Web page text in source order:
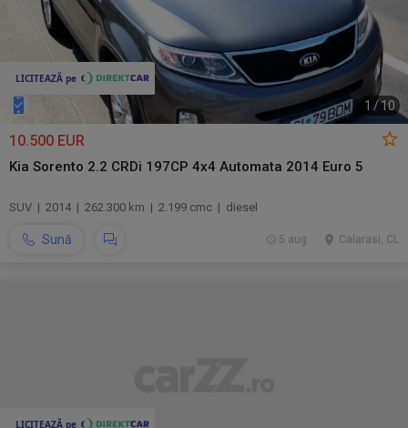
1 /10
10.500 EUR
Kia Sorento 2.2 CRDi 197CP 4x4 Automata 2014 Euro 5
SUV | 2014 | 262.300 km | 2.199 cmc | diesel
Sună Calarasi, CL
5 aug.